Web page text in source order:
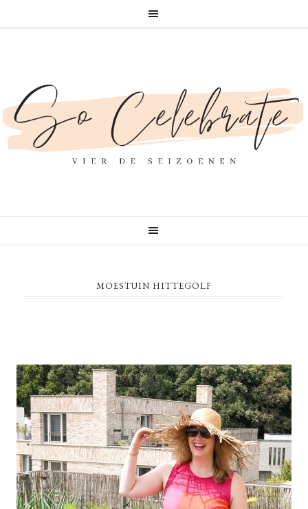
MOESTUIN HITTEGOLF